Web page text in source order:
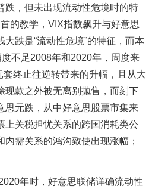
，但未出现流动性危境时的特
的教学，VIX指数飙升与好意思
跌是“流动性危境”的特征，而本
不足2008年和2020年，周度来
终止往逆转带来的升幅，且从大
现款之外被无离别抛售，而刻下
思元跌，从中好意思股票市集来
上关税担忧关系的跨国消耗类公
需关系的鸿沟致使出现涨幅；
年时，好意思联储详确流动性